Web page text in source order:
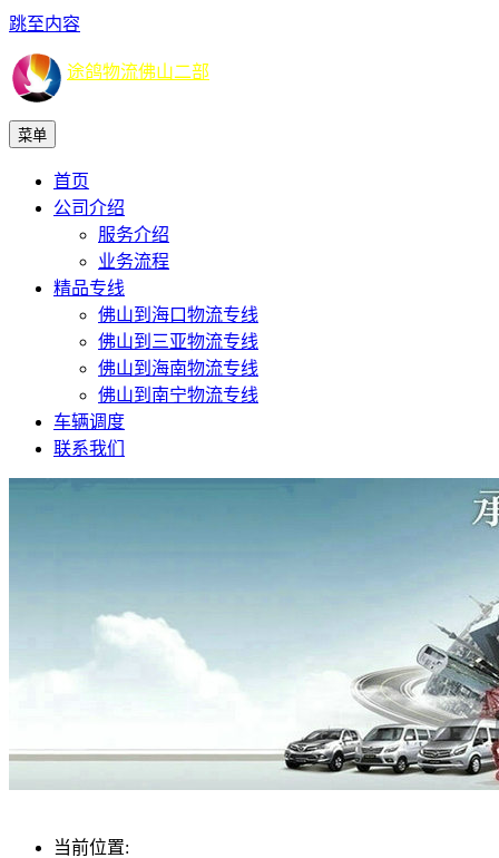
跳至内容
途鸽物流佛山二部
菜单
首页
公司介绍
服务介绍
业务流程
精品专线
佛山到海口物流专线
佛山到三亚物流专线
佛山到海南物流专线
佛山到南宁物流专线
车辆调度
联系我们
当前位置: